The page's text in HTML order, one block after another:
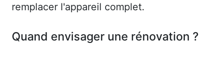
remplacer l'appareil complet.
Quand envisager une rénovation ?